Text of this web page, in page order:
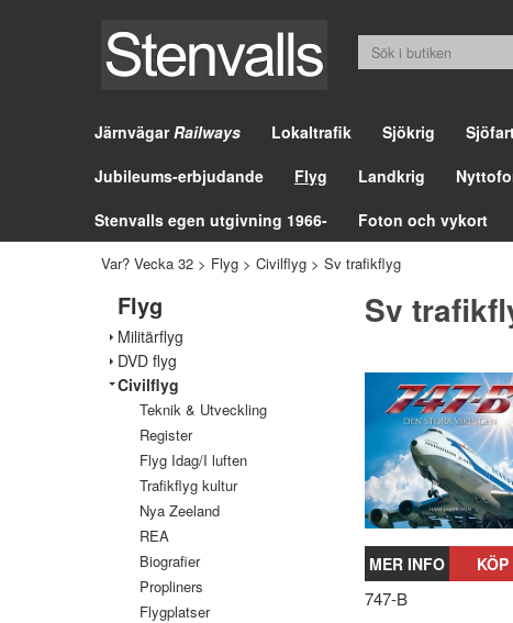
JärnvägarRailways Lokaltrafik Sjökrig
Jubileums-erbjudande
Flyg Landkrig
Stenvalls egen utgivning 1966-
Foton och vykort
Var? Vecka 32 > Flyg > Civilflyg > Sv trafikflyg
Flyg
Militärflyg
DVD flyg
Civilflyg
Teknik & Utveckling
Register
Flyg Idag/I luften
Trafikflyg kultur
Nya Zeeland
REA
Biografier
Propliners
Flygplatser
Sv
MER INFO KÖP
747-B